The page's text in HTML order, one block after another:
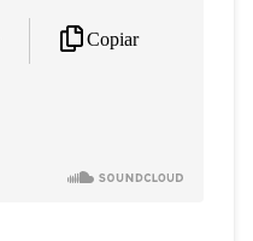
Copiar